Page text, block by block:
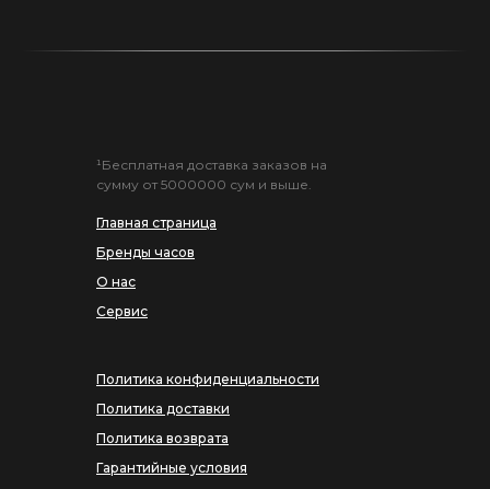
Главная страница
Бренды часов
О нас
Сервис
¹Бесплатная доставка заказов на
сумму от 5000000 сум и выше.
Политика конфиденциальности
Политика доставки
Политика возврата
Гарантийные условия